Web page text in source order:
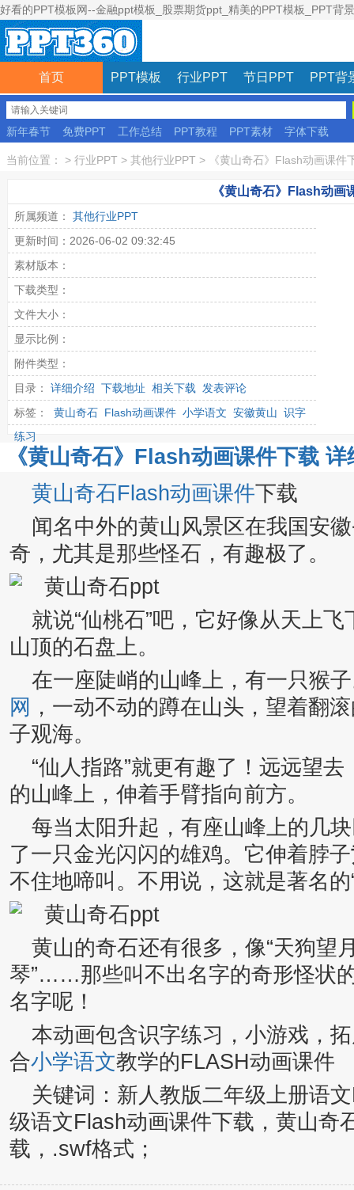
好看的PPT模板网--金融ppt模板_股票期货ppt_精美的PPT模板_PPT背
首页 PPT模板 行业PPT 节日PPT PPT背
新年春节 免费PPT 工作总结 PPT教程 PPT素材
字体下载
当前位置：
> 行业PPT > 其他行业PPT > 《黄山奇石》Flash动画课件
《黄山奇石》Flash动画
所属频道：
其他行业PPT
更新时间：2026-06-02 09:32:45
素材版本：
下载类型：
文件大小：
显示比例：
附件类型：
目录：
详细介绍 下载地址 相关下载
发表评论
标签：
黄山奇石 Flash动画课件 小学语文 安徽黄山 识字
练习
《黄山奇石》Flash动画课件下载
黄山奇石Flash动画课件下载
闻名中外的黄山风景区在我国安
奇，尤其是那些怪石，有趣极了。
就说“仙桃石”吧，它好像从天上
山顶的石盘上。
在一座陡峭的山峰上，有一只猴
网 ，一动不动的蹲在山头，望着翻
子观海。
“仙人指路”就更有趣了！远远望
的山峰上，伸着手臂指向前方。
每当太阳升起，有座山峰上的几
了一只金光闪闪的雄鸡。它伸着脖子
不住地啼叫。不用说，这就是著名的
黄山的奇石还有很多，像“天狗望
琴”……那些叫不出名字的奇形怪状
名字呢！
本动画包含识字练习，小游戏，
合小学语文教学的FLASH动画课件
关键词：新人教版二年级上册语
级语文Flash动画课件下载，黄山奇
载，.swf格式；